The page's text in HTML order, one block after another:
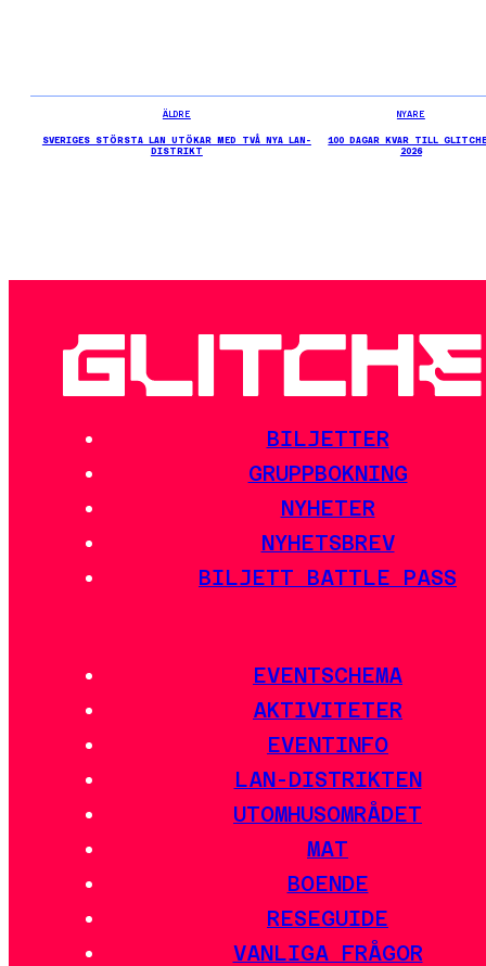
ÄLDRE
SVERIGES STÖRSTA LAN UTÖKAR MED TVÅ NYA LAN-
DISTRIKT
NYARE
100 DAGAR KVAR TILL
2026
BILJETTER
GRUPPBOKNING
NYHETER
NYHETSBREV
BILJETT BATTLE PASS
EVENTSCHEMA
AKTIVITETER
EVENTINFO
LAN-DISTRIKTEN
UTOMHUSOMRÅDET
MAT
BOENDE
RESEGUIDE
VANLIGA FRÅGOR